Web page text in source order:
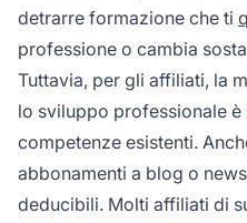
detrarre formazione che ti
professione o cambia
Tuttavia, per gli affiliati, la
lo sviluppo professionale
competenze esistenti.
abbonamenti a blog o
deducibili. Molti affiliati di